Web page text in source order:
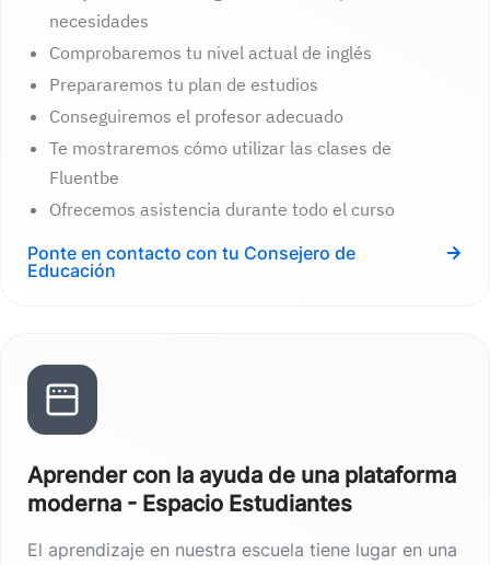
necesidades
Comprobaremos tu nivel actual de inglés
Prepararemos tu plan de estudios
Conseguiremos el profesor adecuado
Te mostraremos cómo utilizar las clases de
Fluentbe
Ofrecemos asistencia durante todo el curso
Ponte en contacto con tu Consejero de
Educación
Aprender con la ayuda de una plataforma
moderna - Espacio Estudiantes
El aprendizaje en nuestra escuela tiene lugar en una